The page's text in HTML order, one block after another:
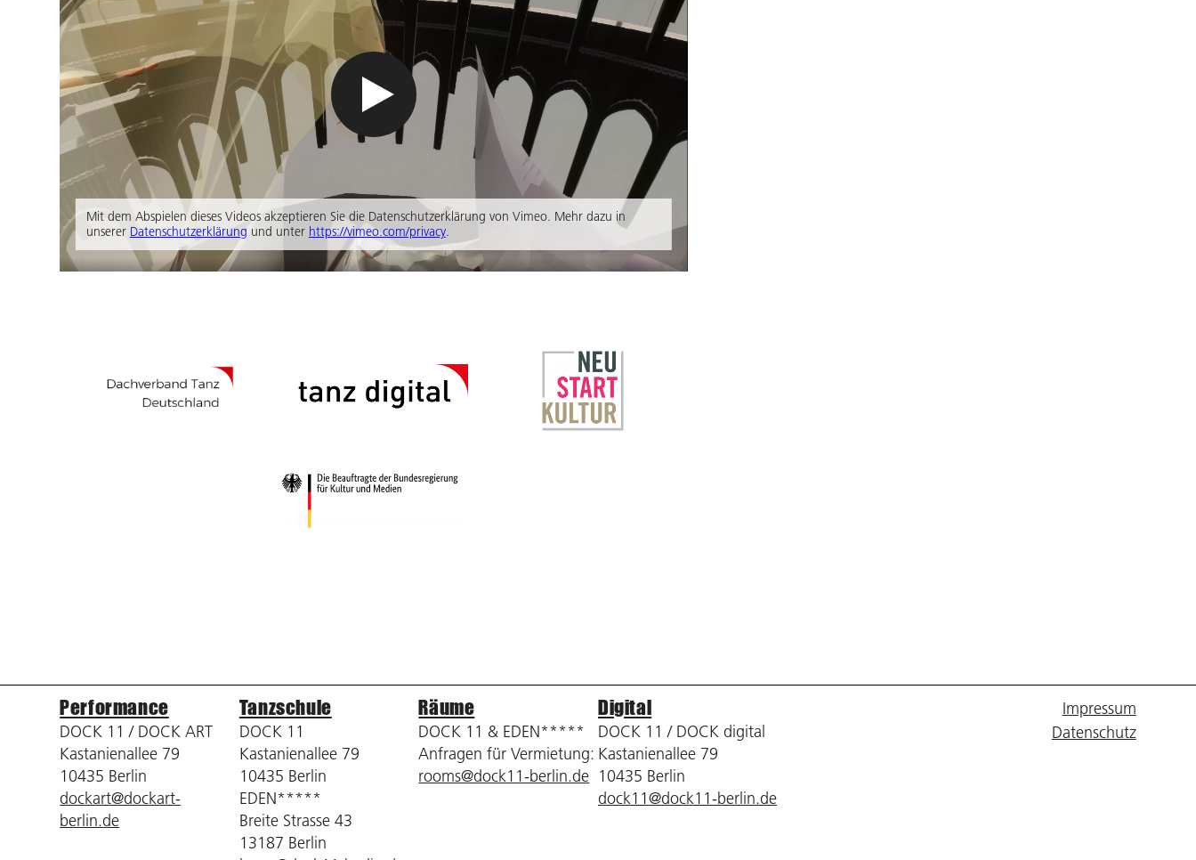
Mit dem Abspielen dieses Videos akzeptieren Sie die Datenschutzerklärung von Vimeo. Mehr dazu in
unserer Datenschutzerklärung und unter https://vimeo.com/privacy.
Performance
DOCK 11 / DOCK ART
Kastanienallee 79
10435 Berlin
dockart@dockart-
berlin.de
Tanzschule
DOCK 11
Kastanienallee 79
10435 Berlin
EDEN*****
Breite Strasse 43
13187 Berlin
Räume
DOCK 11 & EDEN*****
Anfragen für Vermietung:
rooms@dock11-berlin.de
Digital
DOCK 11 / DOCK digital
Kastanienallee 79
10435 Berlin
dock11@dock11-berlin.de
Impressum
Datenschutz